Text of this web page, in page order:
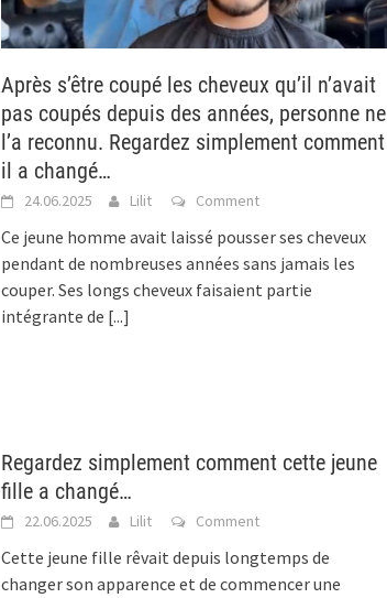
Après s’être coupé les cheveux qu’il n’avait
pas coupés depuis des années, personne ne
l’a reconnu. Regardez simplement comment
il a changé…
24.06.2025 Lilit Comment
Ce jeune homme avait laissé pousser ses cheveux
pendant de nombreuses années sans jamais les
couper. Ses longs cheveux faisaient partie
intégrante de [...]
Regardez simplement comment cette jeune
fille a changé…
22.06.2025 Lilit Comment
Cette jeune fille rêvait depuis longtemps de
changer son apparence et de commencer une